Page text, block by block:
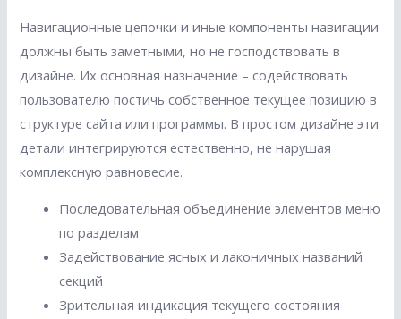
Навигационные цепочки и иные компоненты навигации
должны быть заметными, но не господствовать в
дизайне. Их основная назначение – содействовать
пользователю постичь собственное текущее позицию в
структуре сайта или программы. В простом дизайне эти
детали интегрируются естественно, не нарушая
комплексную равновесие.
Последовательная объединение элементов меню
по разделам
Задействование ясных и лаконичных названий
секций
Зрительная индикация текущего состояния